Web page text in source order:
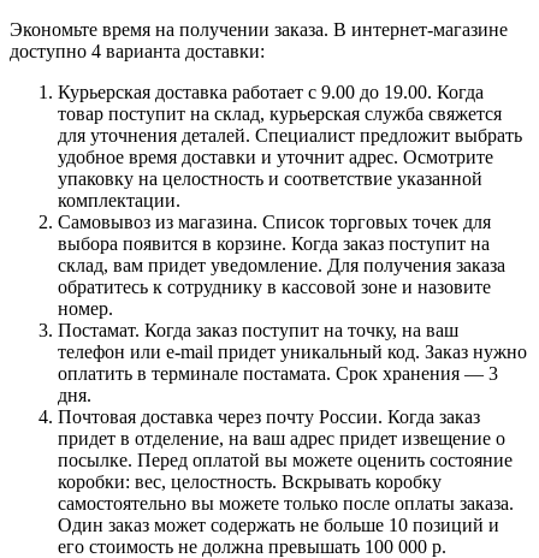
Экономьте время на получении заказа. В интернет-магазине
доступно 4 варианта доставки:
Курьерская доставка работает с 9.00 до 19.00. Когда
товар поступит на склад, курьерская служба свяжется
для уточнения деталей. Специалист предложит выбрать
удобное время доставки и уточнит адрес. Осмотрите
упаковку на целостность и соответствие указанной
комплектации.
Самовывоз из магазина. Список торговых точек для
выбора появится в корзине. Когда заказ поступит на
склад, вам придет уведомление. Для получения заказа
обратитесь к сотруднику в кассовой зоне и назовите
номер.
Постамат. Когда заказ поступит на точку, на ваш
телефон или e-mail придет уникальный код. Заказ нужно
оплатить в терминале постамата. Срок хранения — 3
дня.
Почтовая доставка через почту России. Когда заказ
придет в отделение, на ваш адрес придет извещение о
посылке. Перед оплатой вы можете оценить состояние
коробки: вес, целостность. Вскрывать коробку
самостоятельно вы можете только после оплаты заказа.
Один заказ может содержать не больше 10 позиций и
его стоимость не должна превышать 100 000 р.